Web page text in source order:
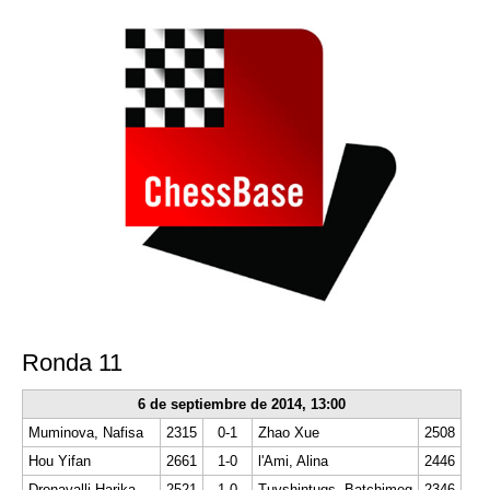
Ronda 11
6 de septiembre de 2014, 13:00
Muminova, Nafisa
2315 0-1 Zhao Xue
2508
Hou Yifan
2661 1-0 l'Ami, Alina
2446